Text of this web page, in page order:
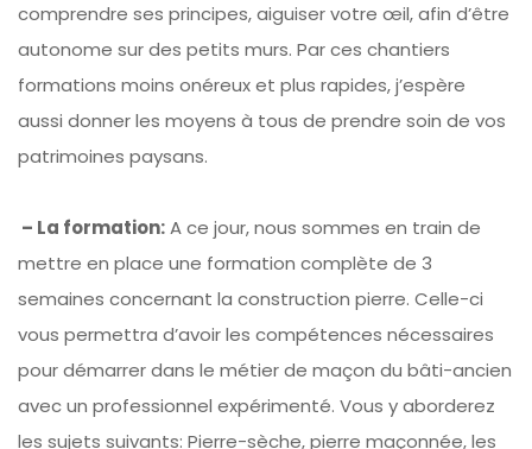
comprendre ses principes, aiguiser votre œil, afin d’être
autonome sur des petits murs. Par ces chantiers
formations moins onéreux et plus rapides, j’espère
aussi donner les moyens à tous de prendre soin de vos
patrimoines paysans.
– La formation:A ce jour, nous sommes en train de
mettre en place une formation complète de 3
semaines concernant la construction pierre. Celle-ci
vous permettra d’avoir les compétences nécessaires
pour démarrer dans le métier de maçon du bâti-ancien
avec un professionnel expérimenté. Vous y aborderez
les sujets suivants: Pierre-sèche, pierre maçonnée, les